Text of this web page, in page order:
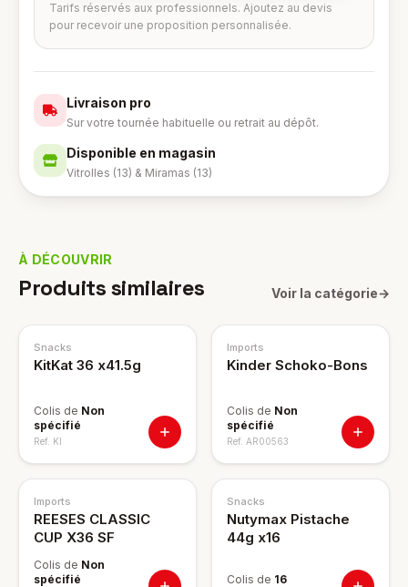
Tarifs réservés aux professionnels. Ajoutez au devis
pour recevoir une proposition personnalisée.
Livraison pro
Sur votre tournée habituelle ou retrait au dépôt.
Disponible en magasin
Vitrolles (13) & Miramas (13)
À DÉCOUVRIR
Produits similaires Voir la catégorie→
Snacks
KitKat 36 x41.5g
Colis de Non
spécifié
Ref. KI
Imports
Kinder Schoko-Bons
Colis de Non
spécifié
Ref. AR00563
Imports
REESES CLASSIC
CUP X36 SF
Colis de Non
spécifié
NOUVEAU
Snacks
Nutymax Pistache
44g x16
Colis de 16